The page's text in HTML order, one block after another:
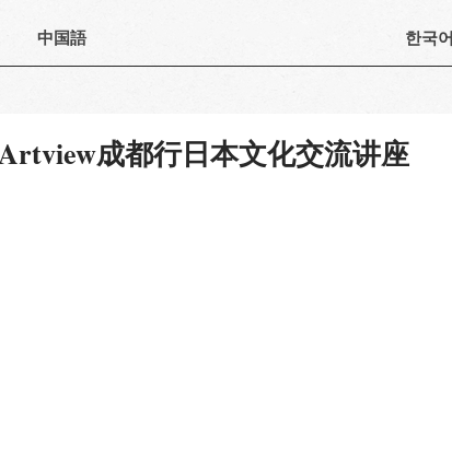
中国語 한국어
成都行日本文化交流讲座